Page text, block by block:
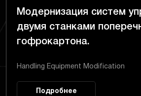
Модернизация систем
двумя станками
гофрокартона.
Handling Equipment Modification
Подробнее